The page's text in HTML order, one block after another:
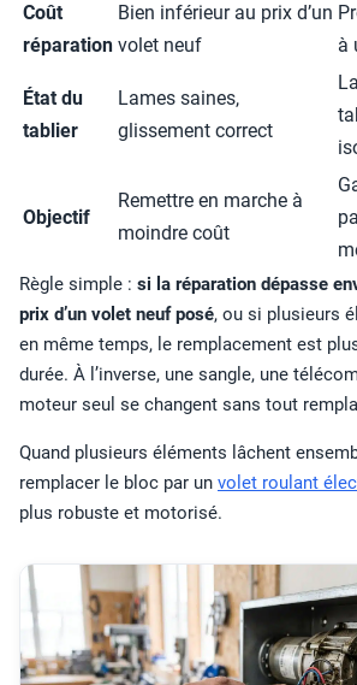
Coût
réparation
Bien inférieur au prix d’un
volet neuf
à
État du
tablier
Lames saines,
glissement correct
Objectif
Remettre en marche à
moindre coût
Règle simple : si la réparation dépasse
prix d’un volet neuf posé, ou si plusieurs
en même temps, le remplacement est
durée. À l’inverse, une sangle, une
moteur seul se changent sans tout
Quand plusieurs éléments lâchent
remplacer le bloc par un volet roulant
plus robuste et motorisé.